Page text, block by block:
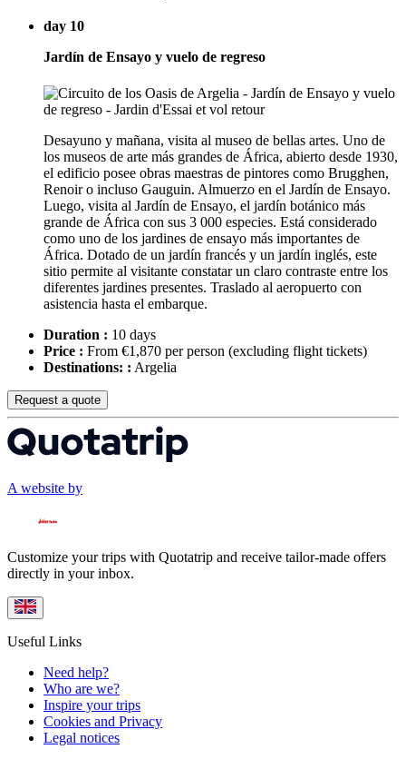
day 10
Jardín de Ensayo y vuelo de regreso
Desayuno y mañana, visita al museo de bellas artes. Uno de
los museos de arte más grandes de África, abierto desde 1930,
el edificio posee obras maestras de pintores como Brugghen,
Renoir o incluso Gauguin. Almuerzo en el Jardín de Ensayo.
Luego, visita al Jardín de Ensayo, el jardín botánico más
grande de África con sus 3 000 especies. Está considerado
como uno de los jardines de ensayo más importantes de
África. Dotado de un jardín francés y un jardín inglés, este
sitio permite al visitante constatar un claro contraste entre los
diferentes jardines presentes. Traslado al aeropuerto con
asistencia hasta el embarque.
Duration : 10 days
Price : From €1,870 per person (excluding flight tickets)
Destinations: : Argelia
Request a quote
A website by
Customize your trips with Quotatrip and receive tailor-made offers
directly in your inbox.
Useful Links
Need help?
Who are we?
Inspire your trips
Cookies and Privacy
Legal notices